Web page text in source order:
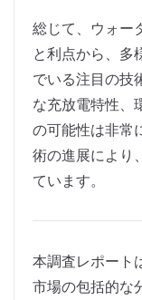
総じて、ウォー
と利点から、多
でいる注目の技
な充放電特性、
の可能性は非常
術の進展により
ています。
本調査レポート
市場の包括的な